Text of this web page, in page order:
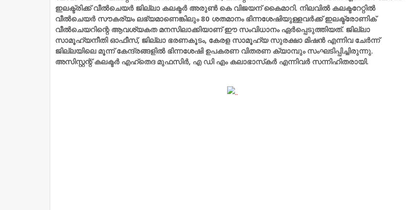
ഇലക്ട്രിക്ക് വീല്‍ചെയര്‍ ജില്ലാ കലക്ടര്‍ അരുണ്‍ കെ വിജയന് കൈമാറി. നിലവില്‍ കലക്ടറേറ്റില്‍
വീല്‍ചെയര്‍ സൗകര്യം ലഭ്യമാണെങ്കിലും 80 ശതമാനം ഭിന്നശേഷിയുള്ളവര്‍ക്ക് ഇലക്ട്രോണിക്
വീല്‍ചെയറിന്റെ ആവശ്യകത മനസിലാക്കിയാണ് ഈ സംവിധാനം ഏര്‍പ്പെടുത്തിയത്. ജില്ലാ
സാമൂഹ്യനീതി ഓഫീസ്, ജില്ലാ ഭരണകൂടം, കേരള സാമൂഹ്യ സുരക്ഷാ മിഷന്‍ എന്നിവ ചേര്‍ന്ന്
ജില്ലയിലെ മൂന്ന് കേന്ദ്രങ്ങളില്‍ ഭിന്നശേഷി ഉപകരണ വിതരണ ക്യാമ്പും സംഘടിപ്പിച്ചിരുന്നു.
അസിസ്റ്റന്റ് കലക്ടര്‍ എഹ്തെദ മുഫസിര്‍, എ ഡി എം കലാഭാസ്‌കര്‍ എന്നിവര്‍ സന്നിഹിതരായി.